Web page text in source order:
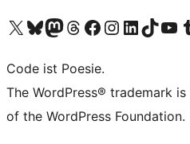
Unser X-Konto (früher Twitter) besuchen
Unser Bluesky-Konto besuchen
Unser Mastodon-Konto besuchen
Unser Threads-Konto besuchen
Unsere Facebook-Seite besuchen
Unser Instagram-Konto besuchen
Unser LinkedIn-Konto
Unser TikTok-
Unseren
Code ist Poesie.
The WordPress® trademark
of the WordPress Foundation.